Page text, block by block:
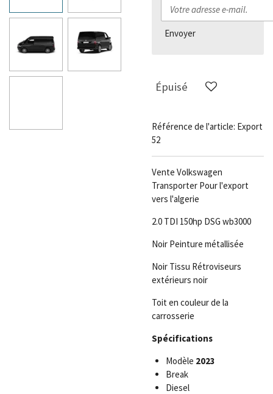
Envoyer
Épuisé
Référence de l'article: Export
52
Vente Volkswagen
Transporter Pour l'export
vers l'algerie
2.0 TDI 150hp DSG wb3000
Noir Peinture métallisée
Noir Tissu Rétroviseurs
extérieurs noir
Toit en couleur de la
carrosserie
Spécifications
Modèle 2023
Break
Diesel